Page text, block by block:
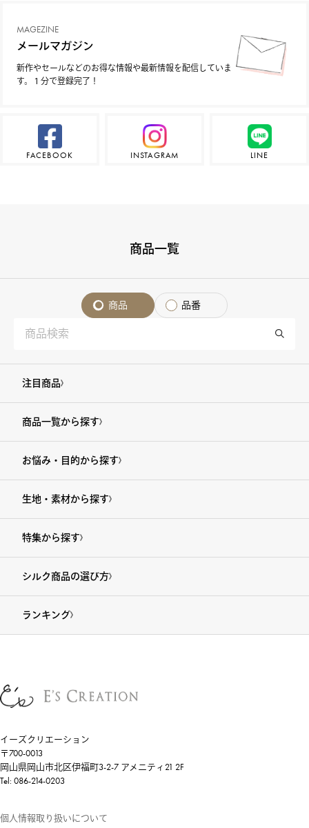
MAGEZINE
メールマガジン
新作やセールなどのお得な情報や最新情報を配信していま
す。１分で登録完了！
FACEBOOK INSTAGRAM LINE
商品一覧
商品 品番
注目商品
商品一覧から探す
お悩み・目的から探す
生地・素材から探す
特集から探す
シルク商品の選び方
ランキング
イーズクリエーション
〒700-0013
岡山県岡山市北区伊福町3-2-7 アメニティ21 2F
Tel: 086-214-0203
個人情報取り扱いについて